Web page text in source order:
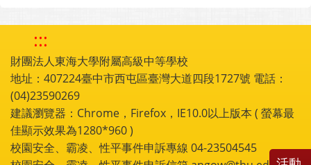
:::
財團法人東海大學附屬高級中等學校
地址：407224臺中市西屯區臺灣大道四段1727號 電話：
(04)23590269
建議瀏覽器：Chrome，Firefox，IE10.0以上版本 ( 螢幕最
佳顯示效果為1280*960 )
校園安全、霸凌、性平事件申訴專線 04-23504545